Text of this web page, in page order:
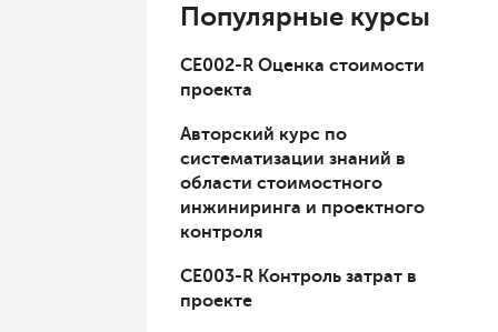
Популярные курсы
СЕ002-R Оценка стоимости
проекта
Авторский курс по
систематизации знаний в
области стоимостного
инжиниринга и проектного
контроля
СЕ003-R Контроль затрат в
проекте